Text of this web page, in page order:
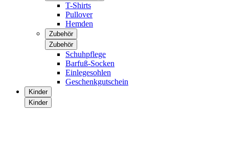
T-Shirts
Pullover
Hemden
Zubehör
Zubehör
Schuhpflege
Barfuß-Socken
Einlegesohlen
Geschenkgutschein
Kinder
Kinder